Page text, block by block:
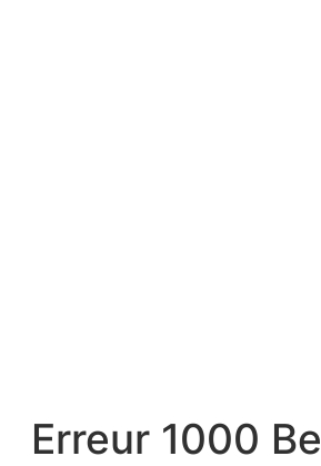
Erreur 1000